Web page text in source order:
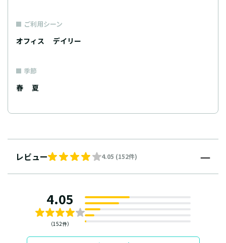
ご利用シーン
オフィス デイリー
季節
春 夏
レビュー 4.05 (152件)
4.05
（152件）